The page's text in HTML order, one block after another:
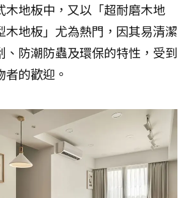
木地板中，又以「超耐磨木地
木地板」尤為熱門，因其易清潔
、防潮防蟲及環保的特性，受到
的歡迎。